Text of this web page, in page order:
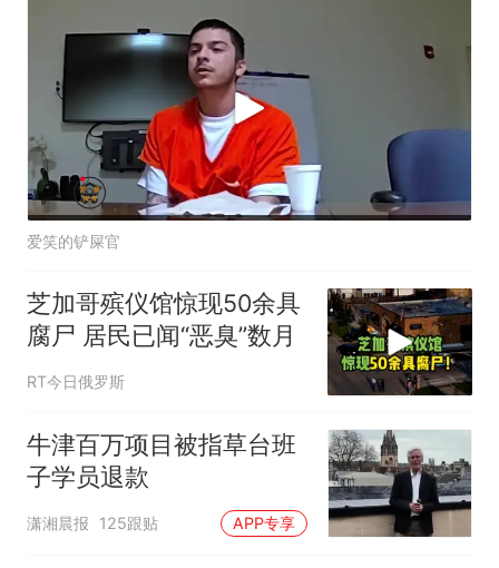
爱笑的铲屎官
芝加哥殡仪馆惊现50余具
腐尸 居民已闻“恶臭”数月
RT今日俄罗斯
牛津百万项目被指草台班
子学员退款
潇湘晨报 125跟贴 APP专享